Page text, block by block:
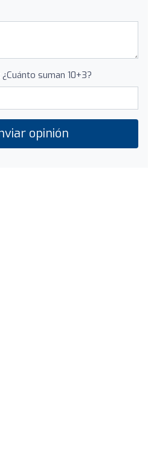
suman 10+3?
opinión